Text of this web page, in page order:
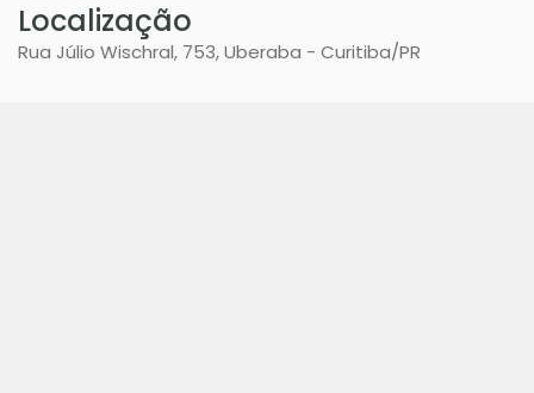
Localização
Rua Júlio Wischral, 753, Uberaba - Curitiba/PR